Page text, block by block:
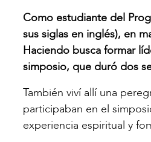
Como estudiante del
sus siglas en inglés), en
Haciendo busca formar
simposio, que duró dos
También viví allí una
participaban en el
experiencia espiritual y